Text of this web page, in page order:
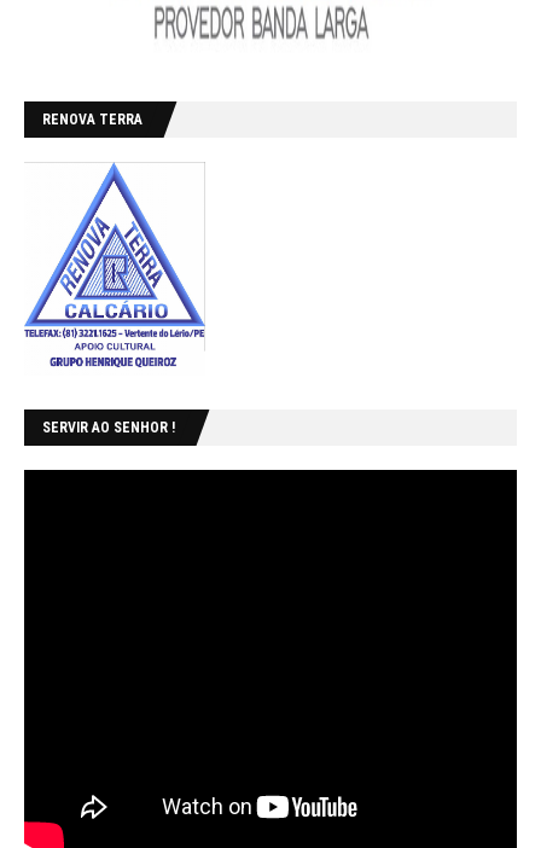
RENOVA TERRA
SERVIR AO SENHOR !